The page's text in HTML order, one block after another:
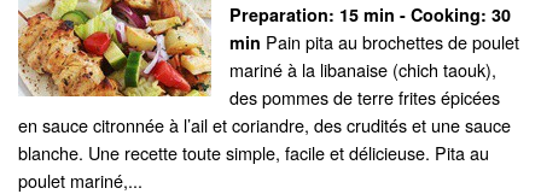
Preparation: 15 min - Cooking: 30
min Pain pita au brochettes de poulet
mariné à la libanaise (chich taouk),
des pommes de terre frites épicées
en sauce citronnée à l’ail et coriandre, des crudités et une sauce
blanche. Une recette toute simple, facile et délicieuse. Pita au
poulet mariné,...